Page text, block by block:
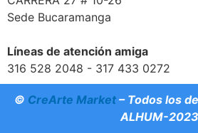
Sede Bucaramanga
Líneas de atención amiga
316 528 2048 - 317 433 0272
© CreArte Market – Todos los
ALHUM-2023